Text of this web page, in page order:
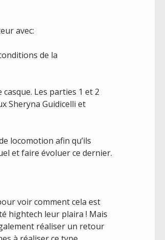
avec:
de la
Les parties 1 et 2
Sheryna Guidicelli et
locomotion afin qu’ils
et faire évoluer ce dernier.
voir comment cela est
hightech leur plaira ! Mais
réaliser un retour